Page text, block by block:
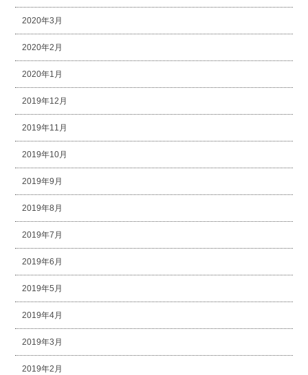
2020年3月
2020年2月
2020年1月
2019年12月
2019年11月
2019年10月
2019年9月
2019年8月
2019年7月
2019年6月
2019年5月
2019年4月
2019年3月
2019年2月